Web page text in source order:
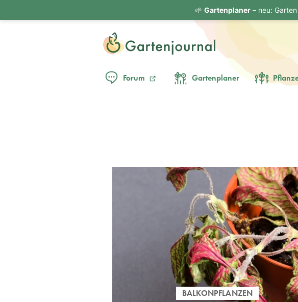
Forum Gartenplaner
BALKONPFLANZEN
🌱 Gartenplaner– neu: